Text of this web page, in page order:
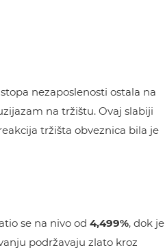
nezaposlenosti ostala na
na tržištu. Ovaj slabiji
tržišta obveznica bila je
se na nivo od 4,499%, dok je
podržavaju zlato kroz